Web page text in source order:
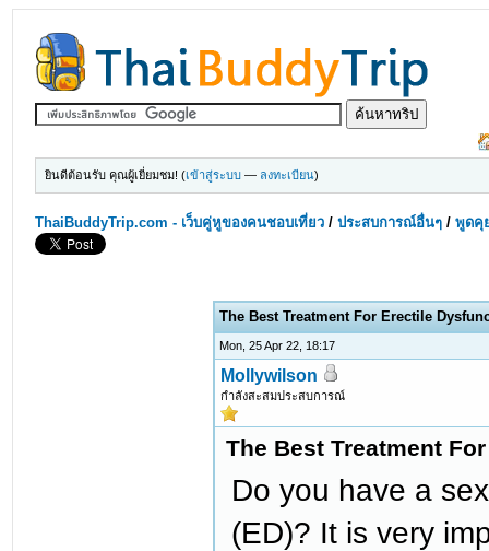
ยินดีต้อนรับ คุณผู้เยี่ยมชม! (เข้าสู่ระบบ — ลงทะเบียน)
ThaiBuddyTrip.com - เว็บคู่หูของคนชอบเที่ยว /ประสบการณ์อื่นๆ /พูดคุ
The Best Treatment For Erectile
Mon, 25 Apr 22, 18:17
Mollywilson
กำลังสะสมประสบการณ์
The Best Treatment
Do you have a
(ED)? It is very